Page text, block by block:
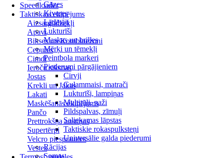
Speedloader
Taktiskais ekipējums
Aizsarglīdzekļi
Apavi
Bikses un Kombinezoni
Cepures
Cimdi
Ieroču siksnas
Jostas
Krekli un Jakas
Lakati
Maskēšanās ekipējums
Pančo
Prettrokšņa austiņas
Supertērpi
Velcro piespraudes
Vestes
Gāzes
Ķiveres
Lādētāji
Lukturīši
Maskas un brilles
Mērķi un tēmekļi
Peintbola markeri
Piederumi pārgājieniem
Cirvji
Guļammaisi, matrači
Lukturīši, lampiņas
Multitūli, naži
Pildspalvas, zīmuļi
Saliekamas lāpstas
Taktiskie rokaspulksteņi
Universālie galda piederumi
Rācijas
Somas